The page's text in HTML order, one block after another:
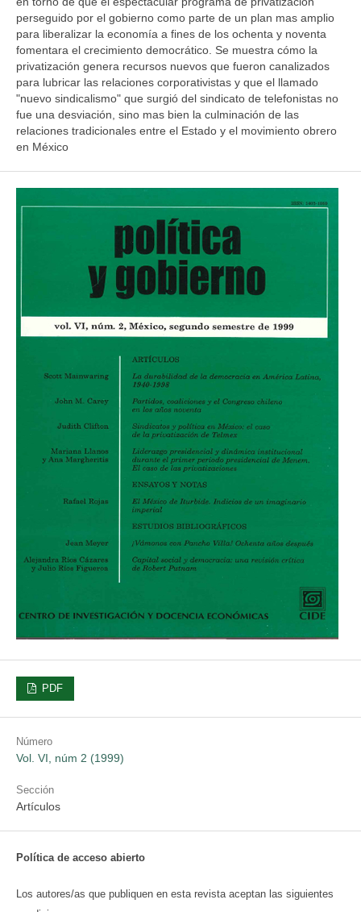
perseguido por el gobierno como parte de un plan mas amplio
para liberalizar la economía a fines de los ochenta y noventa
fomentara el crecimiento democrático. Se muestra cómo la
privatización genera recursos nuevos que fueron canalizados
para lubricar las relaciones corporativistas y que el llamado
"nuevo sindicalismo" que surgió del sindicato de telefonistas no
fue una desviación, sino mas bien la culminación de las
relaciones tradicionales entre el Estado y el movimiento obrero
en México
PDF
Número
Vol. VI, núm 2 (1999)
Sección
Artículos
Política de acceso abierto
Los autores/as que publiquen en esta revista aceptan las siguientes